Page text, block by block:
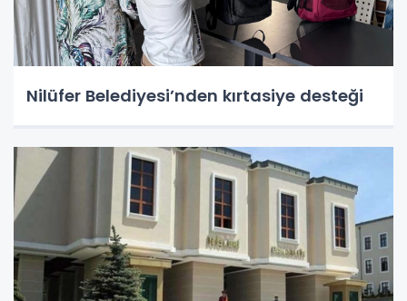
Nilüfer Belediyesi’nden kırtasiye desteği